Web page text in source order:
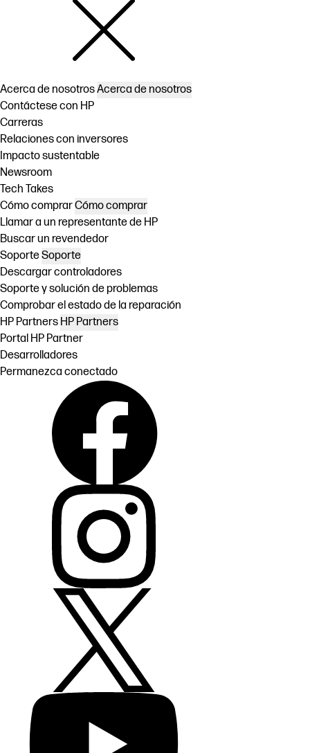
Acerca de nosotrosAcerca de nosotros
Contáctese con HP
Carreras
Relaciones con inversores
Impacto sustentable
Newsroom
Tech Takes
Cómo comprarCómo comprar
Llamar a un representante de HP
Buscar un revendedor
SoporteSoporte
Descargar controladores
Soporte y solución de problemas
Comprobar el estado de la reparación
HP Partners HP Partners
Portal HP Partner
Desarrolladores
Permanezca conectado